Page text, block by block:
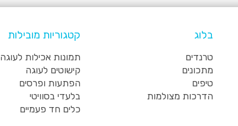
בלוג
טרנדים
מתכונים
טיפים
הדרכות מצולמות
קטגוריות מובילות
תמונות אכילות לעוגה
קישוטים לעוגה
הפתעות ופרסים
בלעדי בסוויטי
כלים חד פעמיים